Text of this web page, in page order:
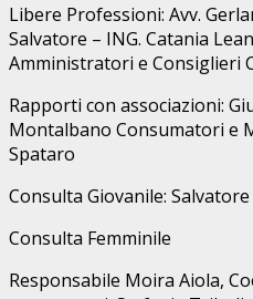
Libere Professioni: Avv.
Salvatore – ING. Catania
Amministratori e Consiglieri
Rapporti con associazioni:
Montalbano Consumatori e
Spataro
Consulta Giovanile: Salvatore
Consulta Femminile
Responsabile Moira Aiola,